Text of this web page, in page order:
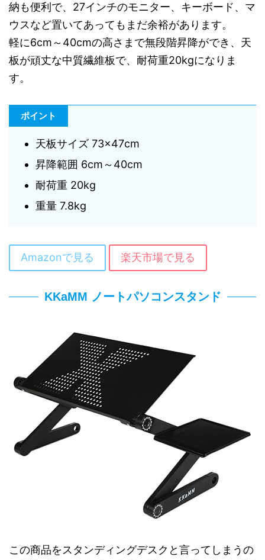
納も便利で、27インチのモニター、キーボード、マ
ウスなど置いてあってもまだ余裕があります。
軽に6cm～40cmの高さまで無段階昇降ができ、天
板が頑丈な中質繊維板で、耐荷重20kgになりま
す。
ポイント
天板サイズ 73×47cm
昇降範囲 6cm～40cm
耐荷重 20kg
重量 7.8kg
Amazonで見る 楽天市場で見る
KKaMM ノートパソコンスタンド
この商品をスタンディングデスクと言ってしまうの